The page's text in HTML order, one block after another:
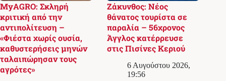
MyAGRO: Σκληρή
κριτική από την
αντιπολίτευση –
«Φιέστα χωρίς ουσία,
καθυστερήσεις μηνών
ταλαιπώρησαν τους
αγρότες»
Ζάκυνθος: Νέος
θάνατος τουρίστα σε
παραλία – 56χρονος
Άγγλος κατέρρευσε
στις Πισίνες Κεριού
6 Αυγούστου 2026,
19:56